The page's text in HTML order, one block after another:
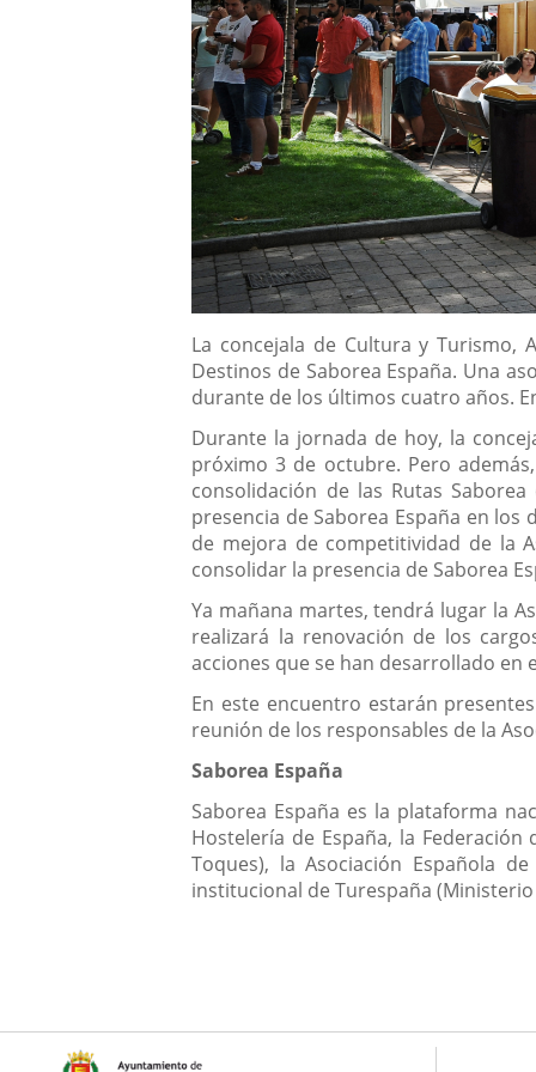
Descripción
La concejala de Cultura y Turismo,
Destinos de Saborea España. Una
durante de los últimos cuatro años.
Durante la jornada de hoy, la
próximo 3 de octubre. Pero
consolidación de las Rutas
presencia de Saborea España en
de mejora de competitividad de la
consolidar la presencia de Saborea
Ya mañana martes, tendrá lugar la
realizará la renovación de los
acciones que se han desarrollado en
En este encuentro estarán
reunión de los responsables de la
Saborea España
Saborea España es la plataforma
Hostelería de España, la Federación
Toques), la Asociación Española
institucional de Turespaña